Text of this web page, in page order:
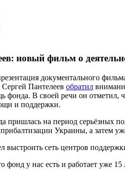
новый фильм о
документального
Сергей Пантелеев обратил
фонда. В своей речи он отметил,
и поддержки.
пришлась на период серьёзных
Украины, а затем
выстроить сеть центров
фонд у нас есть и работает уже